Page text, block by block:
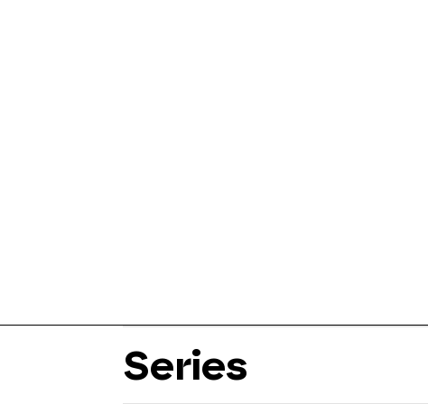
Series